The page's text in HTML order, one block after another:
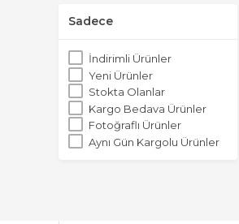
Sadece
İndirimli Ürünler
Yeni Ürünler
Stokta Olanlar
Kargo Bedava Ürünler
Fotoğraflı Ürünler
Aynı Gün Kargolu Ürünler